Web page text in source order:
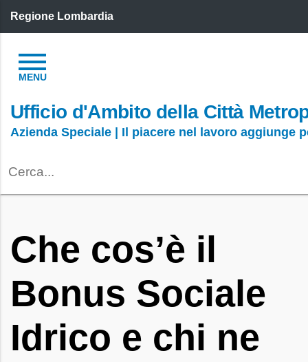
Regione Lombardia
Ufficio d'Ambito della Città
Azienda Speciale | Il piacere nel lavoro aggiunge
Che cos’è il
Bonus Sociale
Idrico e chi ne